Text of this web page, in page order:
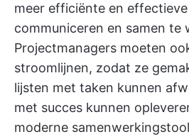
meer efficiënte en
communiceren en samen te
Projectmanagers moeten
stroomlijnen, zodat ze
lijsten met taken kunnen
met succes kunnen
moderne